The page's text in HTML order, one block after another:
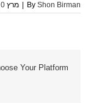
By Shon Birman מרץ 31st, 2019 0 תגובות
Your Platform!